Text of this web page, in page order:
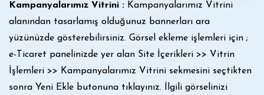
Kampanyalarımız Vitrini : Kampanyalarımız Vitrini
alanından tasarlamış olduğunuz bannerları ara
yüzünüzde gösterebilirsiniz. Görsel ekleme işlemleri için ;
e-Ticaret panelinizde yer alan Site İçerikleri >> Vitrin
İşlemleri >> Kampanyalarımız Vitrini sekmesini seçtikten
sonra Yeni Ekle butonuna tıklayınız. İlgili görselinizi